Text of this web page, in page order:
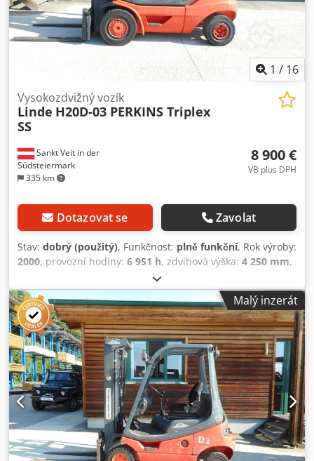
turbodmychadlem – – – Dobré pneumatiky – – – Dvojitá
kola – – – Uzavřená kabina – – – Délka vidlic 1,80 m – – – vše
mechanické Boční posuv, nastavení vidlic, 3. ventil,
pracovní světlomet vzadu, pracovní světlomet vpředu,
topení, uzavřená kabina. Dedpfx Acszthw Isaekr
1 / 16
Sankt Veit in der
Südsteiermark
335 km
Vysokozdvižný vozík
Linde H20D-03 PERKINS Triplex
SS
8 900 €
VB plus DPH
Dotazovat se Zavolat
Stav: dobrý (použitý), Funkčnost: plně funkční, Rok výroby:
2000, provozní hodiny: 6 951 h, zdvihová výška: 4 250 mm,
, typ stožáru:triplex
k), výrobce motorů:Perkins, Vybavení:boční posuv,
osvětlení, paletové vidle, přípojné zařízení, Vznětový
vysokozdvižný vozík LINDE H20D-03 Rok výroby: 2000 Podle
počítadla: 6 951 provozních hodin Nosnost 2 tuny
(konstrukčně srovnatelný s modelem o nosnosti 2,5 tuny)
Celková výška 2,22 metru Výška zdvihového sloupu 2,03
metru Výška zdvihu 4,25 metru Motor 35 kW PERKINS
Dkjdpfx Aozr Igyscaer - Trojitý volnězdvižný stožár - Boční
posuv - Pracovní světlo - Pěkný vysokozdvižný vozík - Ihned
připraven k použití - Jednoduchý mechanický
vysokozdvižný vozík s motorem PERKINS! Prodejní cena: 8
900,– Kč (bez DPH) Možnost levné dopravy!
Malý inzerát